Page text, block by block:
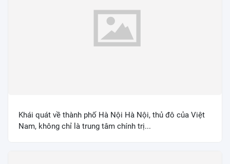
Khái quát về thành phố Hà Nội Hà Nội, thủ đô của Việt
Nam, không chỉ là trung tâm chính trị...